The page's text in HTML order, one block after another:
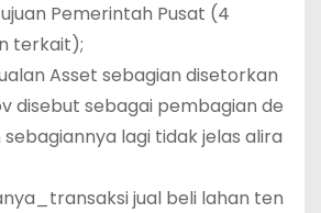
Pemerintah Pusat (4
terkait);
Asset sebagian disetorkan
disebut sebagai pembagian de
lagi tidak jelas alira
jual beli lahan ten